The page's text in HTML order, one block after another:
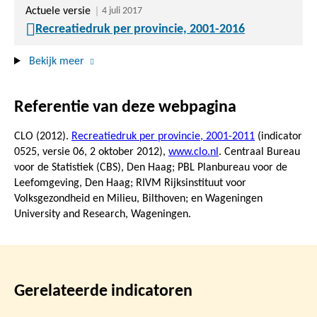
Actuele versie 4 juli 2017
Recreatiedruk per provincie, 2001-2016
Bekijk meer
Referentie van deze webpagina
CLO (2012). Recreatiedruk per provincie, 2001-2011 (indicator
0525, versie 06, 2 oktober 2012), www.clo.nl . Centraal Bureau
voor de Statistiek (CBS), Den Haag; PBL Planbureau voor de
Leefomgeving, Den Haag; RIVM Rijksinstituut voor
Volksgezondheid en Milieu, Bilthoven; en Wageningen
University and Research, Wageningen.
Gerelateerde indicatoren